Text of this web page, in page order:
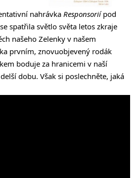
nahrávka Responsoriípod
spatřila světlo světa letos zkraje
našeho Zelenky v našem
prvním, znovuobjevený rodák
boduje za hranicemi v naší
dobu. Však si poslechněte, jaká